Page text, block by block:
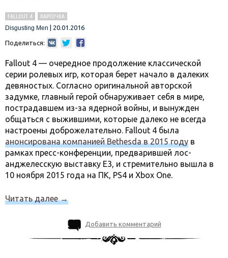
FALLOUT 4
КАРТОЧКА
Disgusting Men
20.01.2016
Поделиться:
Fallout 4 — очередное продолжение классической
серии ролевых игр, которая берет начало в далеких
девяностых. Согласно оригинальной авторской
задумке, главный герой обнаруживает себя в мире,
пострадавшем из-за ядерной войны, и вынужден
общаться с выжившими, которые далеко не всегда
настроены доброжелательно. Fallout 4 была
анонсирована компанией Bethesda в 2015 году в
рамках пресс-конференции, предварившей лос-
анджелесскую выставку E3, и стремительно вышла в
10 ноября 2015 года на ПК, PS4 и Xbox One.
Читать далее→
Добавить комментарий